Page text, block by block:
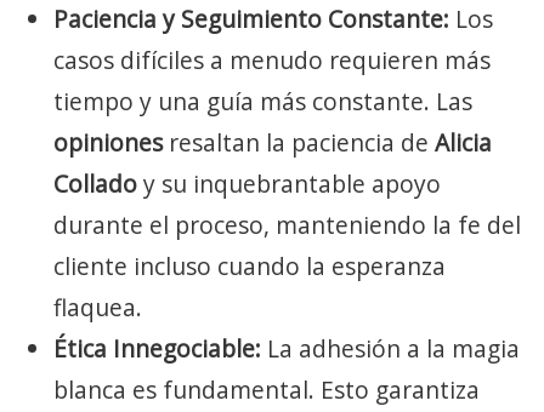
Paciencia y Seguimiento Constante: Los
casos difíciles a menudo requieren más
tiempo y una guía más constante. Las
opinionesresaltan la paciencia de Alicia
Colladoy su inquebrantable apoyo
durante el proceso, manteniendo la fe del
cliente incluso cuando la esperanza
flaquea.
Ética Innegociable: La adhesión a la magia
blanca es fundamental. Esto garantiza